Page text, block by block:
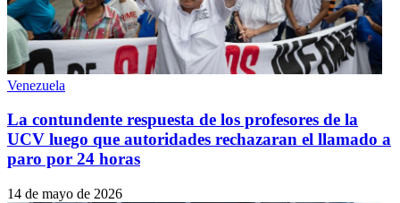
Venezuela
La contundente respuesta de los profesores de la
UCV luego que autoridades rechazaran el llamado a
paro por 24 horas
14 de mayo de 2026